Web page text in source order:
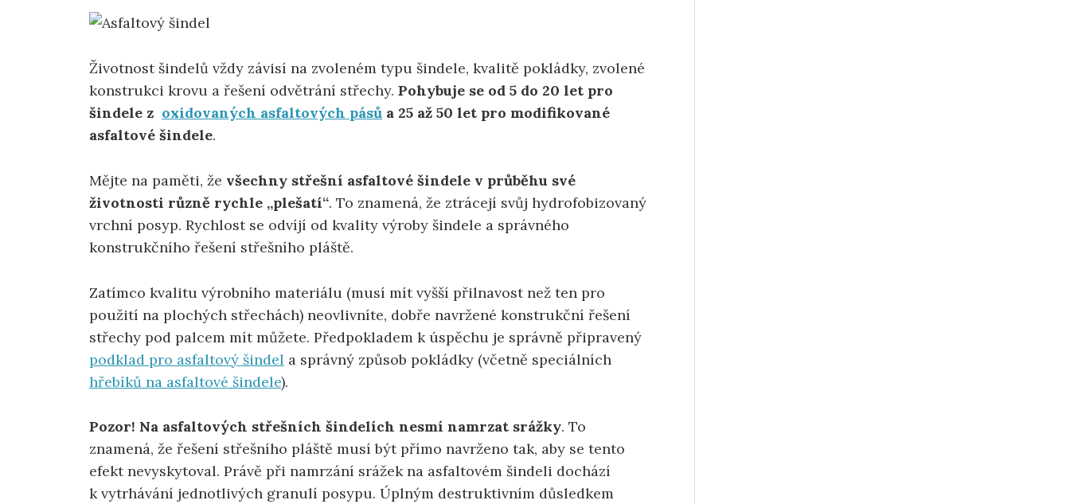
Životnost šindelů vždy závisí na zvoleném typu šindele, kvalitě pokládky, zvolené
konstrukci krovu a řešení odvětrání střechy. Pohybuje se od 5 do 20 let pro
šindele z oxidovaných asfaltových pásů a 25 až 50 let pro modifikované
asfaltové šindele.
Mějte na paměti, že všechny střešní asfaltové šindele v průběhu své
životnosti různě rychle „plešatí“. To znamená, že ztrácejí svůj hydrofobizovaný
vrchní posyp. Rychlost se odvíjí od kvality výroby šindele a správného
konstrukčního řešení střešního pláště.
Zatímco kvalitu výrobního materiálu (musí mít vyšší přilnavost než ten pro
použití na plochých střechách) neovlivníte, dobře navržené konstrukční řešení
střechy pod palcem mít můžete. Předpokladem k úspěchu je správně připravený
podklad pro asfaltový šindel a správný způsob pokládky (včetně speciálních
hřebíků na asfaltové šindele).
Pozor! Na asfaltových střešních šindelích nesmí namrzat srážky. To
znamená, že řešení střešního pláště musí být přímo navrženo tak, aby se tento
efekt nevyskytoval. Právě při namrzání srážek na asfaltovém šindeli dochází
k vytrhávání jednotlivých granulí posypu. Úplným destruktivním důsledkem